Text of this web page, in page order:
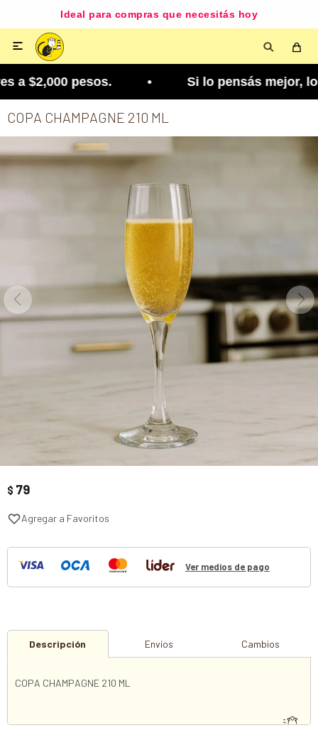
Ideal para compras que necesitás hoy

a $2,000 pesos. • Si lo pensás mejor, lo
COPA CHAMPAGNE 210 ML
$ 79
Ver medios de pago
Descripción Envíos Cambios
COPA CHAMPAGNE 210 ML